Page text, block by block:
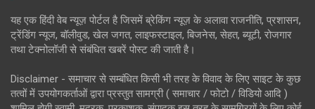
यह एक हिंदी वेब न्यूज़ पोर्टल है जिसमें ब्रेकिंग न्यूज़ के अलावा राजनीति, प्रशासन,
ट्रेंडिंग न्यूज, बॉलीवुड, खेल जगत, लाइफस्टाइल, बिजनेस, सेहत, ब्यूटी, रोजगार
तथा टेक्नोलॉजी से संबंधित खबरें पोस्ट की जाती है।
Disclaimer - समाचार से सम्बंधित किसी भी तरह के विवाद के लिए साइट के कुछ
तत्वों में उपयोगकर्ताओं द्वारा प्रस्तुत सामग्री ( समाचार / फोटो / विडियो आदि )